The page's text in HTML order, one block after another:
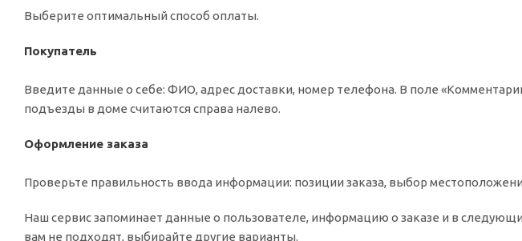
Выберите оптимальный способ оплаты.
Покупатель
Введите данные о себе: ФИО, адрес доставки, номер телефона. В поле
подъезды в доме считаются справа налево.
Оформление заказа
Проверьте правильность ввода информации: позиции заказа, выбор
Наш сервис запоминает данные о пользователе, информацию о заказе и в
вам не подходят, выбирайте другие варианты.